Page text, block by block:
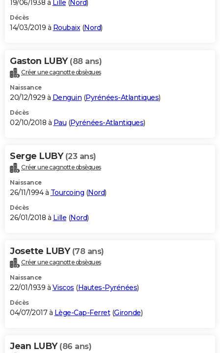
19/06/1938 à Lille (Nord)
Décès
14/03/2019 à Roubaix(Nord)
Gaston LUBY (88 ans)
Créer une cagnotte obsèques
Naissance
20/12/1929 à Denguin (Pyrénées-Atlantiques)
Décès
02/10/2018 à Pau (Pyrénées-Atlantiques)
Serge LUBY (23 ans)
Créer une cagnotte obsèques
Naissance
26/11/1994 à Tourcoing (Nord)
Décès
26/01/2018 à Lille (Nord)
Josette LUBY (78 ans)
Créer une cagnotte obsèques
Naissance
22/01/1939 à Viscos (Hautes-Pyrénées)
Décès
04/07/2017 à Lège-Cap-Ferret(Gironde)
Jean LUBY (86 ans)